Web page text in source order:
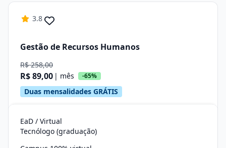
3.8
Gestão de Recursos Humanos
R$ 258,00
R$ 89,00 | mês -65%
Duas mensalidades GRÁTIS
EaD / Virtual
Tecnólogo (graduação)